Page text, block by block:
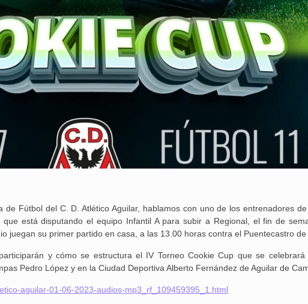
Fútbol del C. D. Atlético Aguilar, hablamos con uno de los entrenadores de
está disputando el equipo Infantil A para subir a Regional, el fin de
juegan su primer partido en casa, a las 13.00 horas contra el Puentecastro de
y cómo se estructura el IV Torneo Cookie Cup que se
Pedro López y en la Ciudad Deportiva Alberto Fernández de Aguilar de
aguilar-01-06-2023-audios-mp3_rf_109459395_1.html